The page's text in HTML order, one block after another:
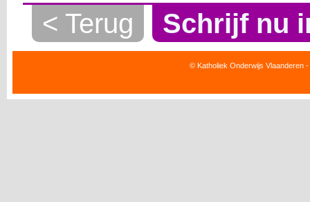
< Terug Schrijf nu
© Katholiek Onderwijs Vlaanderen